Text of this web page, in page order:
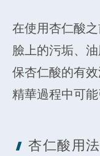
在使用杏仁酸
臉上的污垢、
保杏仁酸的有
精華過程中可能
杏仁酸用